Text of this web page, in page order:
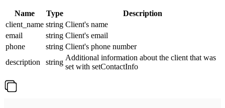
Name Type
Description
client_name string Client's name
email
string Client's email
phone
string Client's phone number
description
string
Additional information about the client that was
set with setContactInfo